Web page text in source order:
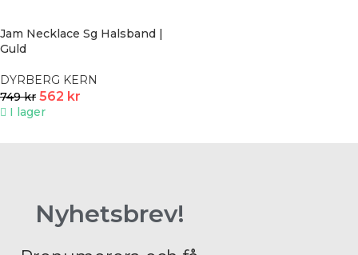
Jam Necklace Sg Halsband |
Guld
DYRBERG KERN
749kr 562 kr
I lager
Nyhetsbrev!